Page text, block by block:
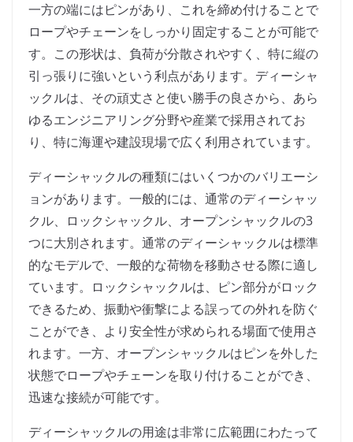
一方の端にはピンがあり、これを締め付けることで
ロープやチェーンをしっかり固定することが可能で
す。この形状は、負荷が分散されやすく、特に縦の
引っ張りに強いという利点があります。ディーシャ
ックルは、その頑丈さと使い勝手の良さから、あら
ゆるエンジニアリング分野や産業で採用されてお
り、特に海運や建設現場で広く利用されています。
ディーシャックルの種類にはいくつかのバリエーシ
ョンがあります。一般的には、通常のディーシャッ
クル、ロックシャックル、オープンシャックルの3
つに大別されます。通常のディーシャックルは標準
的なモデルで、一般的な荷物を移動させる際に適し
ています。ロックシャックルは、ピン部分がロック
できるため、振動や衝撃による誤っての外れを防ぐ
ことができ、より安全性が求められる場面で使用さ
れます。一方、オープンシャックルはピンを外した
状態でロープやチェーンを取り付けることができ、
迅速な接続が可能です。
ディーシャックルの用途は非常に広範囲にわたって